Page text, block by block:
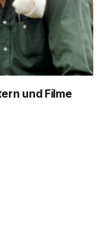
und Filme